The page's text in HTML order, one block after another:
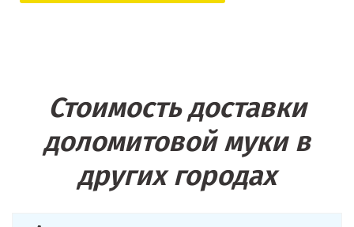
Стоимость доставки
доломитовой муки в
других городах